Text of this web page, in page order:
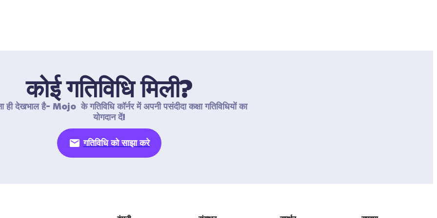
कोई गतिविधि मिली?
ही देखभाल है- Mojo  के गतिविधि कॉर्नर में अपनी पसंदीदा कक्षा गतिविधियों का
योगदान दें!
गतिविधि को साझा करे